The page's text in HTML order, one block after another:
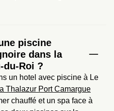
piscine
dans la
du-Roi ?
un hotel avec piscine à Le
Thalazur Port Camargue
chauffé et un spa face à